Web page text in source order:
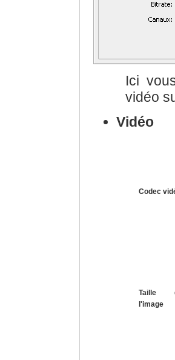
Ici
vidéo
Vidéo
Codec
Taille
l'image